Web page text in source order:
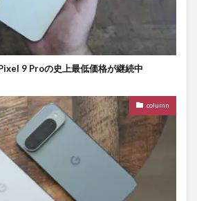
9 Proの史上最低価格が継続中
column